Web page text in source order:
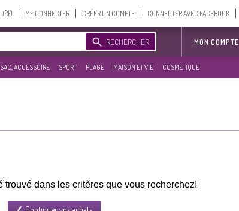
ME CONNECTER CRÉER UN COMPTE CONNECTER AVEC FACEBOOK
RECHERCHER MON COMPTE
ACCESSOIRE SPORT PLAGE MAISON ET VIE COSMÉTIQUE
trouvé dans les critères que vous recherchez!